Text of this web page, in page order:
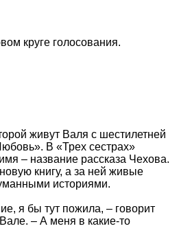
круге голосования.
живут Валя с шестилетней
В «Трех сестрах»
– название рассказа Чехова.
книгу, а за ней живые
историями.
я бы тут пожила, – говорит
– А меня в какие-то